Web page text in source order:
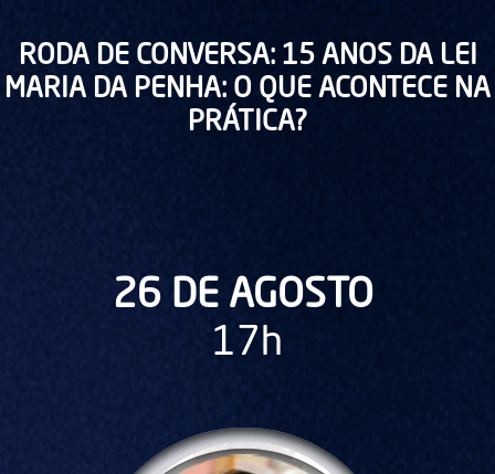
RODA DE CONVERSA: 15 ANOS DA LEI
MARIA DA PENHA: O QUE ACONTECE NA
PRÁTICA?
26 DE AGOSTO
17h